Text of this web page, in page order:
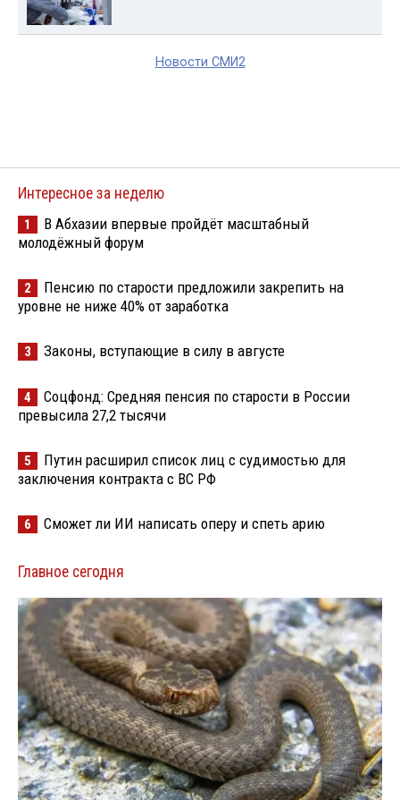
Новости СМИ2
Интересное за неделю
1
В Абхазии впервые пройдёт масштабный
молодёжный форум
2
Пенсию по старости предложили закрепить на
уровне не ниже 40% от заработка
3 Законы, вступающие в силу в августе
4
Соцфонд: Средняя пенсия по старости в России
превысила 27,2 тысячи
5
Путин расширил список лиц с судимостью для
заключения контракта с ВС РФ
6 Сможет ли ИИ написать оперу и спеть арию
Главное сегодня